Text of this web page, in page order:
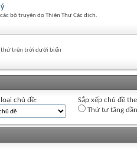
bộ truyện do Thiên Thư Các dịch.
thứ trên trời dưới biển
loại chủ đề:
Sắp xếp chủ đề
Thứ tự tăng dần